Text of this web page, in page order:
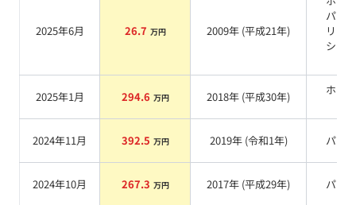
2025年6月 26.7 万円 2009年 (平成21年)
パー
リス
シャ
2025年1月 294.6 万円 2018年 (平成30年)
ホワ
2024年11月 392.5 万円 2019年 (令和1年) パール
2024年10月 267.3 万円 2017年 (平成29年) パール